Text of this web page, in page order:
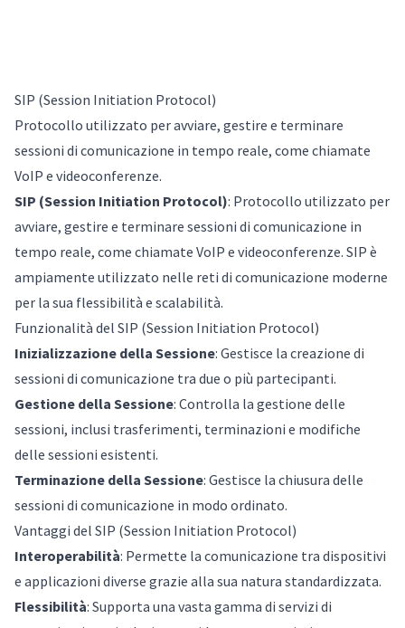
SIP (Session Initiation Protocol)
Protocollo utilizzato per avviare, gestire e terminare
sessioni di comunicazione in tempo reale, come chiamate
VoIP e videoconferenze.
SIP (Session Initiation Protocol): Protocollo utilizzato per
avviare, gestire e terminare sessioni di comunicazione in
tempo reale, come chiamate VoIP e videoconferenze. SIP è
ampiamente utilizzato nelle reti di comunicazione moderne
per la sua flessibilità e scalabilità.
Funzionalità del SIP (Session Initiation Protocol)
Inizializzazione della Sessione: Gestisce la creazione di
sessioni di comunicazione tra due o più partecipanti.
Gestione della Sessione: Controlla la gestione delle
sessioni, inclusi trasferimenti, terminazioni e modifiche
delle sessioni esistenti.
Terminazione della Sessione: Gestisce la chiusura delle
sessioni di comunicazione in modo ordinato.
Vantaggi del SIP (Session Initiation Protocol)
Interoperabilità: Permette la comunicazione tra dispositivi
e applicazioni diverse grazie alla sua natura standardizzata.
Flessibilità: Supporta una vasta gamma di servizi di